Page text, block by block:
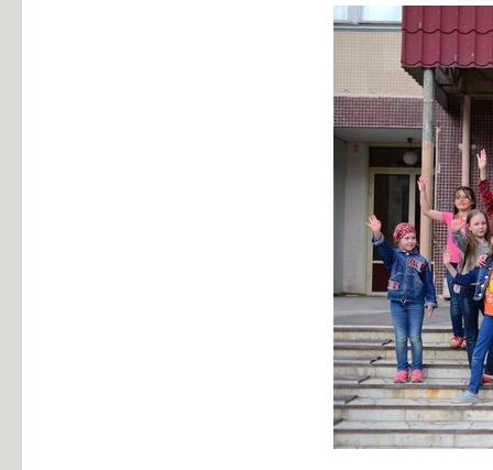
Информация о закреплении за каждой группой отдельного